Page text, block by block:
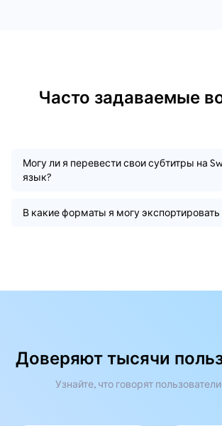
Часто задаваемые
Могу ли я перевести свои субтитры на
язык?
В какие форматы я могу экспортировать
Доверяют тысячи
Узнайте, что говорят